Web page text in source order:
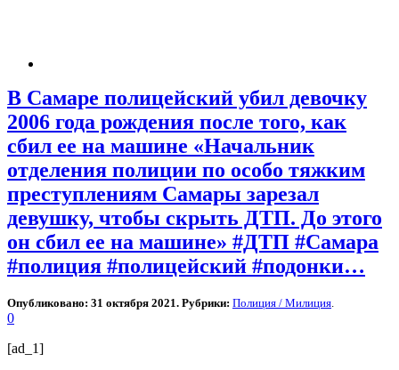
В Самаре полицейский убил девочку
2006 года рождения после того, как
сбил ее на машине «Начальник
отделения полиции по особо тяжким
преступлениям Самары зарезал
девушку, чтобы скрыть ДТП. До этого
он сбил ее на машине» #ДТП #Самара
#полиция #полицейский #подонки…
Опубликовано: 31 октября 2021. Рубрики: Полиция / Милиция
0
[ad_1]